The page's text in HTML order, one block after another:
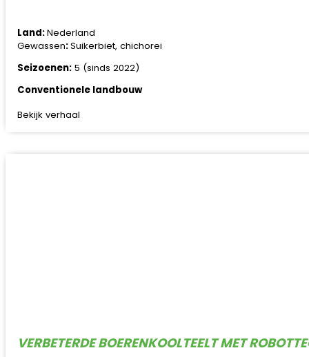
Land:Nederland
Gewassen:Suikerbiet, chichorei
Seizoenen:5 (sinds 2022)
Conventionele landbouw
Bekijk verhaal
VERBETERDE BOERENKOOLTEELT MET